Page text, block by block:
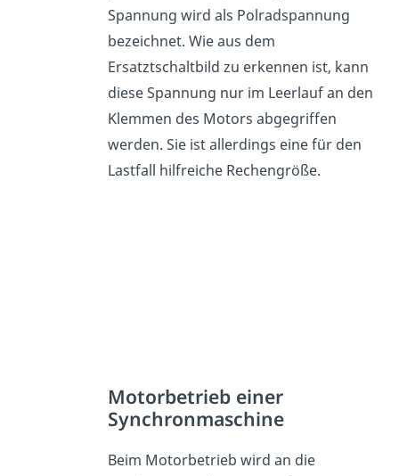
Spannung wird als Polradspannung
bezeichnet. Wie aus dem
Ersatztschaltbild zu erkennen ist, kann
diese Spannung nur im Leerlauf an den
Klemmen des Motors abgegriffen
werden. Sie ist allerdings eine für den
Lastfall hilfreiche Rechengröße.
Motorbetrieb einer
Synchronmaschine
Beim Motorbetrieb wird an die